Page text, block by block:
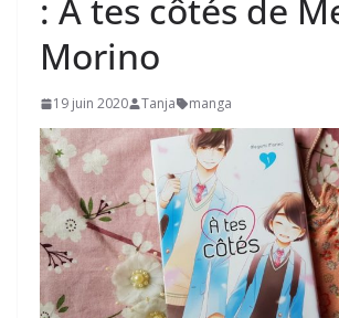
: A tes côtés de
Morino
19 juin 2020 Tanja manga